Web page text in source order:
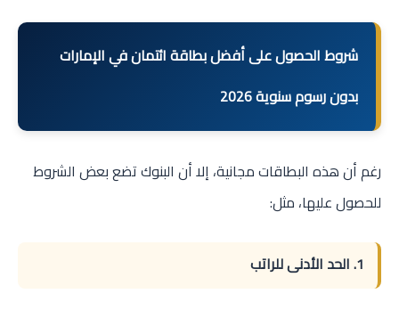
شروط الحصول على أفضل بطاقة ائتمان في الإمارات
بدون رسوم سنوية 2026
رغم أن هذه البطاقات مجانية، إلا أن البنوك تضع بعض الشروط
للحصول عليها، مثل:
1. الحد الأدنى للراتب